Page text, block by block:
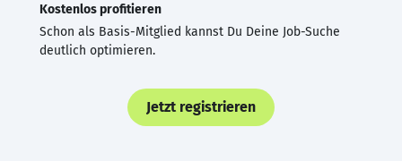
Kostenlos profitieren
Schon als Basis-Mitglied kannst Du Deine Job-Suche
deutlich optimieren.
Jetzt registrieren